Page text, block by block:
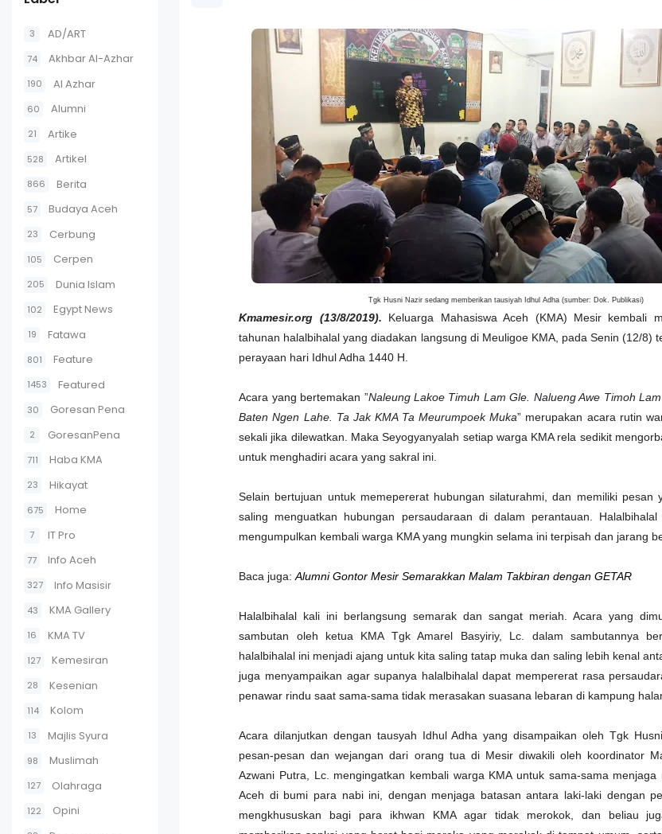
3 AD/ART
74 Akhbar Al-Azhar
190 Al Azhar
60 Alumni
21 Artike
528 Artikel
866 Berita
57 Budaya Aceh
23 Cerbung
105 Cerpen
205 Dunia Islam
102 Egypt News
19 Fatawa
801 Feature
1453 Featured
30 Goresan Pena
2 GoresanPena
711 Haba KMA
23 Hikayat
675 Home
7 IT Pro
77 Info Aceh
327 Info Masisir
43 KMA Gallery
16 KMA TV
127 Kemesiran
28 Kesenian
114 Kolom
13 Majlis Syura
98 Muslimah
127 Olahraga
122 Opini
Tgk Husni Nazir sedang memberikan tausiyah Idhul Adha (sumber: Dok. Publikasi)
Kmamesir.org (13/8/2019). Keluarga Mahasiswa Aceh (KMA) Mesir kembali
tahunan halalbihalal yang diadakan langsung di Meuligoe KMA, pada Senin (12/8)
perayaan hari Idhul Adha 1440 H.
Acara yang bertemakan ”Naleung Lakoe Timuh Lam Gle. Nalueng Awe Timoh
Baten Ngen Lahe. Ta Jak KMA Ta Meurumpoek Muka” merupakan acara rutin
sekali jika dilewatkan. Maka Seyogyanyalah setiap warga KMA rela sedikit
untuk menghadiri acara yang sakral ini.
Selain bertujuan untuk memepererat hubungan silaturahmi, dan memiliki pesan
saling menguatkan hubungan persaudaraan di dalam perantauan.
mengumpulkan kembali warga KMA yang mungkin selama ini terpisah dan jarang
Baca juga:Alumni Gontor Mesir Semarakkan Malam Takbiran dengan GETAR
Halalbihalal kali ini berlangsung semarak dan sangat meriah. Acara yang
sambutan oleh ketua KMA Tgk Amarel Basyiriy, Lc. dalam sambutannya
halalbihalal ini menjadi ajang untuk kita saling tatap muka dan saling lebih kenal
juga menyampaikan agar supanya halalbihalal dapat mempererat rasa
penawar rindu saat sama-sama tidak merasakan suasana lebaran di kampung
Acara dilanjutkan dengan tausyah Idhul Adha yang disampaikan oleh Tgk
pesan-pesan dan wejangan dari orang tua di Mesir diwakili oleh koordinator
Azwani Putra, Lc. mengingatkan kembali warga KMA untuk sama-sama
Aceh di bumi para nabi ini, dengan menjaga batasan antara laki-laki dengan
mengkhususkan bagi para ikhwan KMA agar tidak merokok, dan beliau